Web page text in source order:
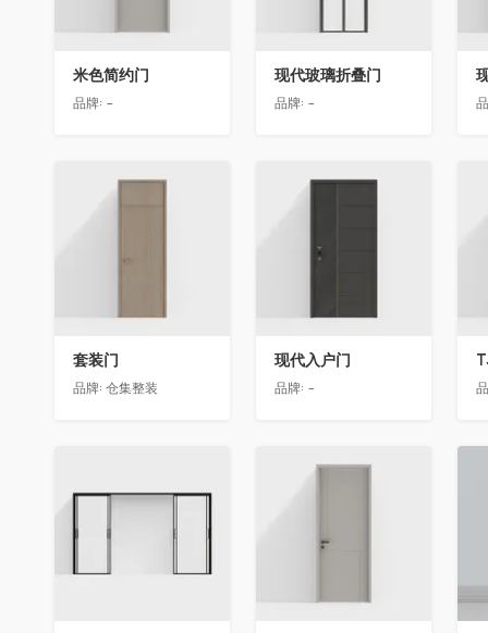
米色简约门
品牌: -
现代玻璃折叠门
品牌: -
收藏
套装门
品牌: 仓集整装
收藏
现代入户门
品牌: -
收藏